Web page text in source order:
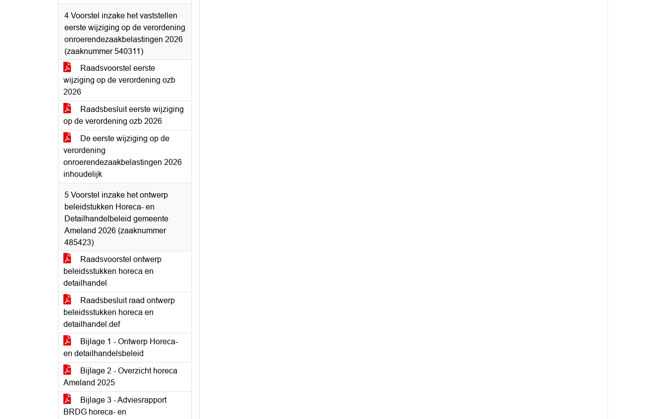
4 Voorstel inzake het vaststellen
eerste wijziging op de verordening
onroerendezaakbelastingen 2026
(zaaknummer 540311)
Raadsvoorstel eerste
wijziging op de verordening ozb
2026
Raadsbesluit eerste wijziging
op de verordening ozb 2026
De eerste wijziging op de
verordening
onroerendezaakbelastingen 2026
inhoudelijk
5 Voorstel inzake het ontwerp
beleidstukken Horeca- en
Detailhandelbeleid gemeente
Ameland 2026 (zaaknummer
485423)
Raadsvoorstel ontwerp
beleidsstukken horeca en
detailhandel
Raadsbesluit raad ontwerp
beleidsstukken horeca en
detailhandel.def
Bijlage 1 - Ontwerp Horeca-
en detailhandelsbeleid
Bijlage 2 - Overzicht horeca
Ameland 2025
Bijlage 3 - Adviesrapport
BRDG horeca- en